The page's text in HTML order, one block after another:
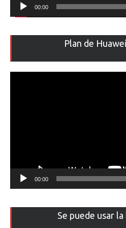
00:00
Plan de
00:00
Se puede usar